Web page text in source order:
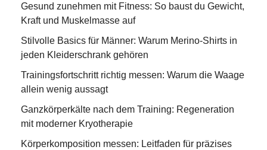
Gesund zunehmen mit Fitness: So baust du Gewicht,
Kraft und Muskelmasse auf
Stilvolle Basics für Männer: Warum Merino-Shirts in
jeden Kleiderschrank gehören
Trainingsfortschritt richtig messen: Warum die Waage
allein wenig aussagt
Ganzkörperkälte nach dem Training: Regeneration
mit moderner Kryotherapie
Körperkomposition messen: Leitfaden für präzises